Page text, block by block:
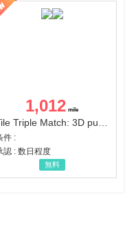
1,012
件 :
認 : 数日程度
無料